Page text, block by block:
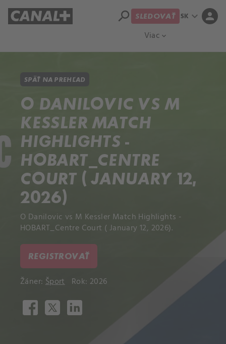
Viac expand_more
search SLEDOVAŤ SK expand_more person
SPÄŤ NA PREHĽAD
O DANILOVIC VS M
KESSLER MATCH
HIGHLIGHTS -
HOBART_CENTRE
COURT ( JANUARY 12,
2026)
O Danilovic vs M Kessler Match Highlights -
HOBART_Centre Court ( January 12, 2026).
REGISTROVAŤ
Žáner: Šport Rok: 2026